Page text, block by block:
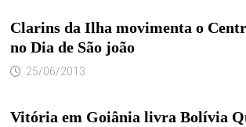
Clarins da Ilha movimenta o
no Dia de São joão
25/06/2013
Vitória em Goiânia livra Bolívia